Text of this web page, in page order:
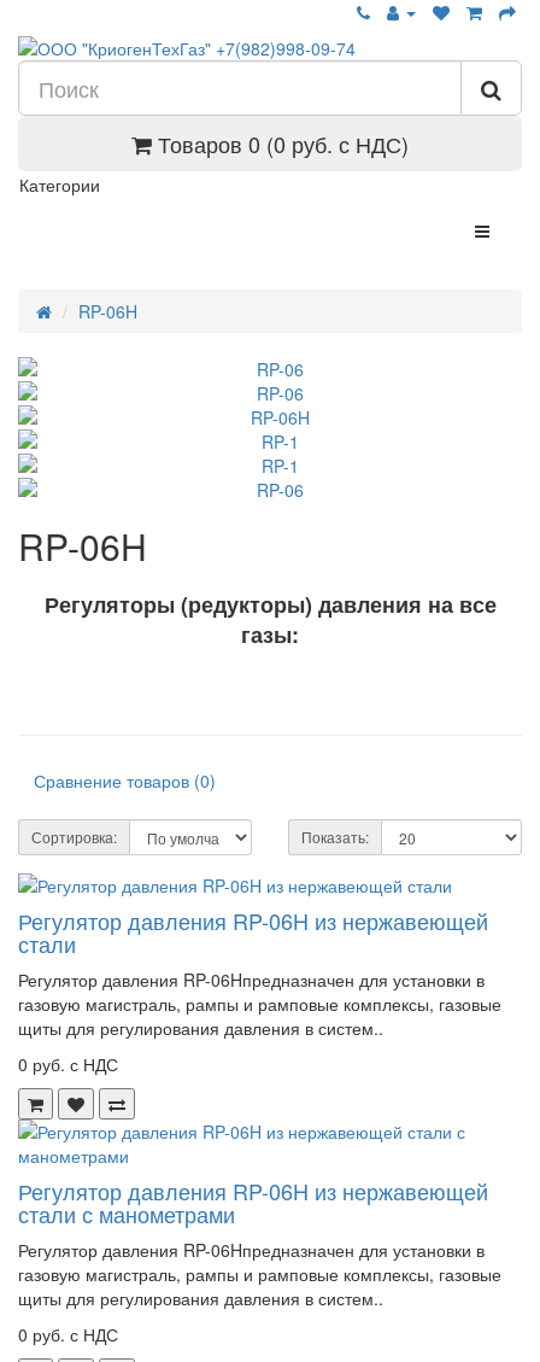
Товаров 0 (0 руб. с НДС)
Категории
RP-06H
RP-06H
Регуляторы (редукторы) давления на все
газы:
Сравнение товаров (0)
Сортировка: Показать:
Регулятор давления RP-06H из нержавеющей
стали
Регулятор давления RP-06Hпредназначен для установки в
газовую магистраль, рампы и рамповые комплексы, газовые
щиты для регулирования давления в систем..
0 руб. с НДС
Регулятор давления RP-06H из нержавеющей
стали с манометрами
Регулятор давления RP-06Hпредназначен для установки в
газовую магистраль, рампы и рамповые комплексы, газовые
щиты для регулирования давления в систем..
0 руб. с НДС